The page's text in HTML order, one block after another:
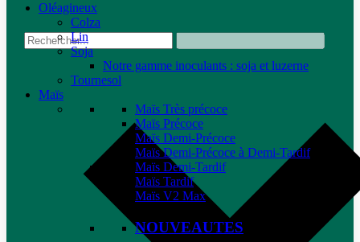
Oléagineux
Colza
Lin
Soja
Notre gamme inoculants : soja et luzerne
Tournesol
Maïs
Maïs Très précoce
Maïs Précoce
Maïs Demi-Précoce
Maïs Demi-Précoce à Demi-Tardif
Maïs Demi-Tardif
Maïs Tardif
Maïs V2 Max
NOUVEAUTES